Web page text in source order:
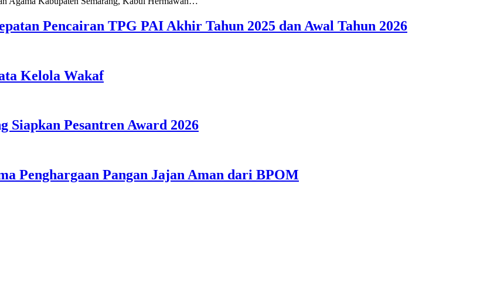
Pencairan TPG PAI Akhir Tahun 2025 dan Awal Tahun 2026
Kelola Wakaf
Siapkan Pesantren Award 2026
Penghargaan Pangan Jajan Aman dari BPOM